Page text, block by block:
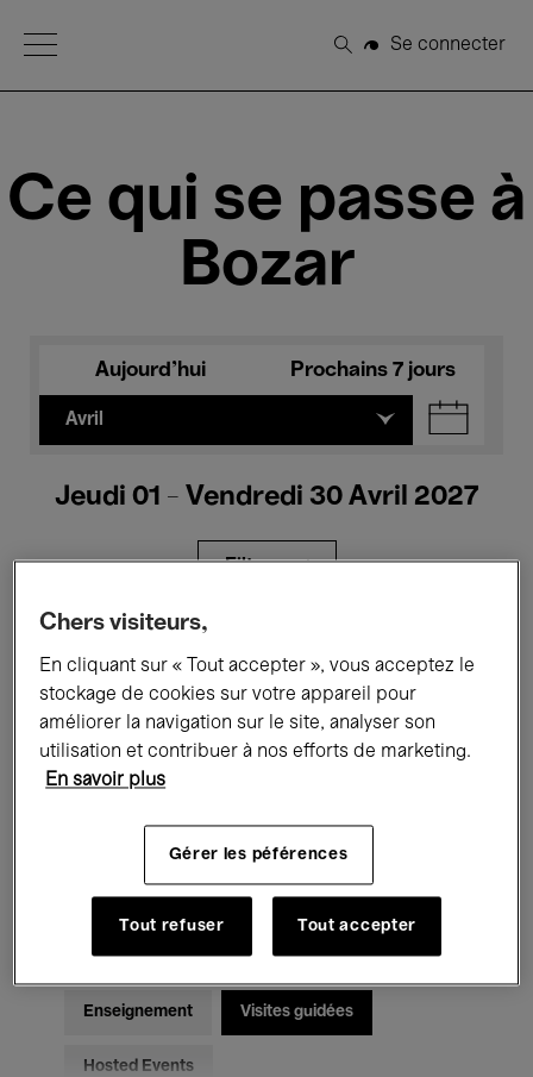
Open Menu
Rechercher
Se connecter
Ce qui se passe à
Bozar
Aujourd'hui Prochains 7 jours
Avril
Jeudi 01 - Vendredi 30 Avril 2027
Filtres
Expositions Films Performances
Rencontres & Débats Jazz
Musique électronique
Pour tous Kids’ Palace
Enseignement Visites guidées
Hosted Events
Chers visiteurs,
En cliquant sur « Tout accepter », vous acceptez le
stockage de cookies sur votre appareil pour
améliorer la navigation sur le site, analyser son
utilisation et contribuer à nos efforts de marketing.
En savoir plus
Gérer les péférences
Tout refuser Tout accepter